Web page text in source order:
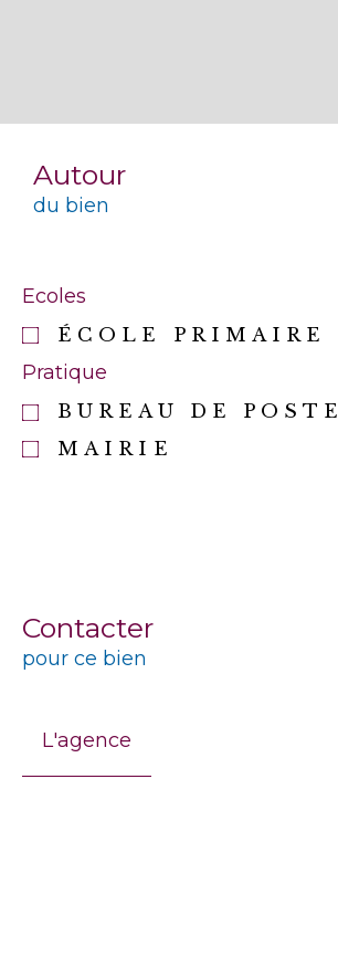
Autour
du bien
Ecoles
ÉCOLE PRIMAIRE
Pratique
BUREAU DE POSTE
MAIRIE
Contacter
pour ce bien
L'agence